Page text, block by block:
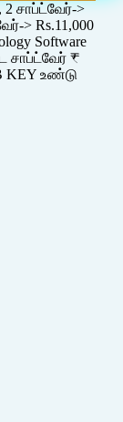
2 சாப்ட்வேர்->
> Rs.11,000
Software
சாப்ட்வேர் ₹
KEY உண்டு